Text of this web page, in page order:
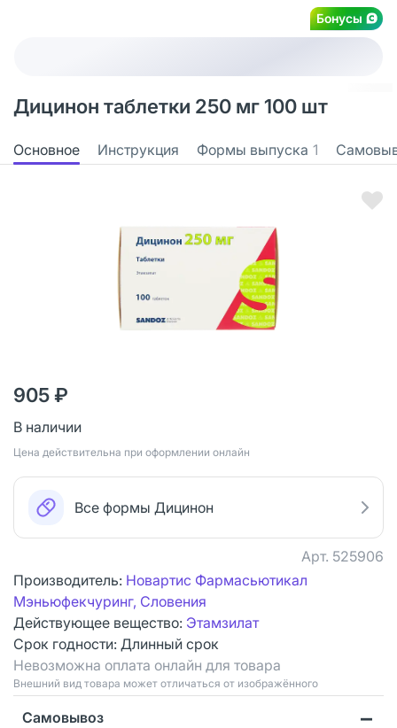
Бонусы
Дицинон таблетки 250 мг 100 шт
Основное Инструкция Формы выпуска 1
905 ₽
В наличии
Цена действительна при оформлении онлайн
Все формы Дицинон
Арт. 525906
Производитель: Новартис Фармасьютикал
Мэньюфекчуринг, Словения
Действующее вещество: Этамзилат
Срок годности: Длинный срок
Невозможна оплата онлайн для товара
Bнешний вид товара может отличаться от изображённого
Самовывоз